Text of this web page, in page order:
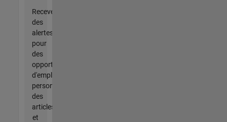
Recevez
des
alertes
pour
des
opportunités
d'emploi
personnalisées,
des
articles
et